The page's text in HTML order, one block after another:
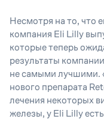
Несмотря на то, что
компания Eli Lilly
которые теперь
результаты
не самыми лучшими.
нового препарата
лечения некоторых
железы, у Eli Lilly